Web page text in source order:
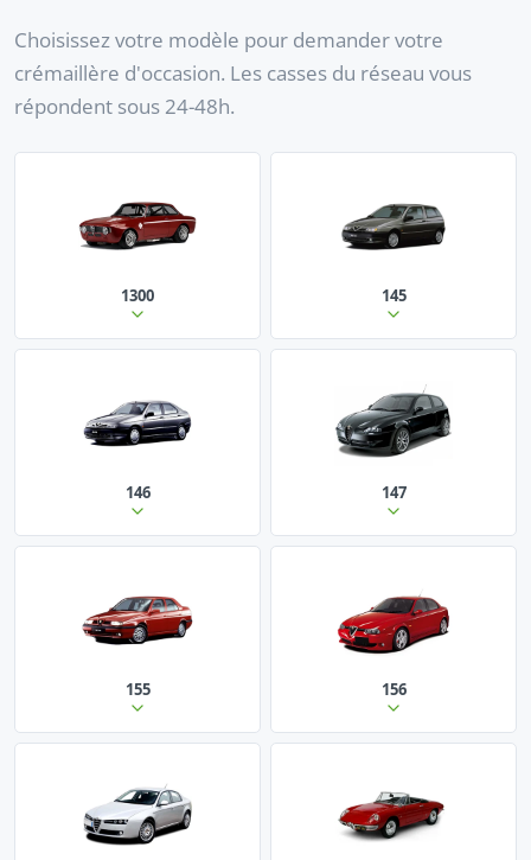
Choisissez votre modèle pour demander votre
crémaillère d'occasion. Les casses du réseau vous
répondent sous 24-48h.
1300 145
146 147
155 156